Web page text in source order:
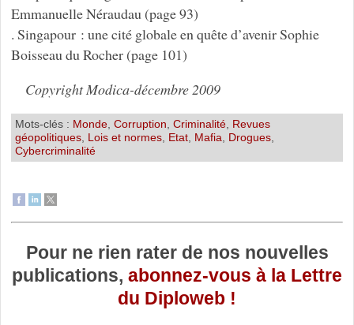
Emmanuelle Néraudau (page 93)
. Singapour : une cité globale en quête d’avenir Sophie
Boisseau du Rocher (page 101)
Copyright Modica-décembre 2009
Mots-clés : Monde, Corruption Criminalité, Revues
géopolitiques, Lois et normes, Etat, Mafia Drogues,
Cybercriminalité
Pour ne rien rater de nos nouvelles
publications, abonnez-vous à la Lettre
du Diploweb !